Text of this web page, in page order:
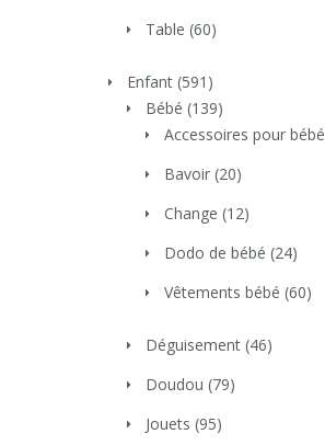
Table (60)
Enfant (591)
Bébé (139)
Accessoires pour bébé
Bavoir (20)
Change (12)
Dodo de bébé (24)
Vêtements bébé (60)
Déguisement (46)
Doudou (79)
Jouets (95)